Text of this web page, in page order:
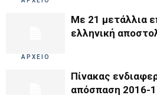
ΑΡΧΕΙΟ
Με 21 μετάλλια
ελληνική
Πίνακας
απόσπαση 2016-